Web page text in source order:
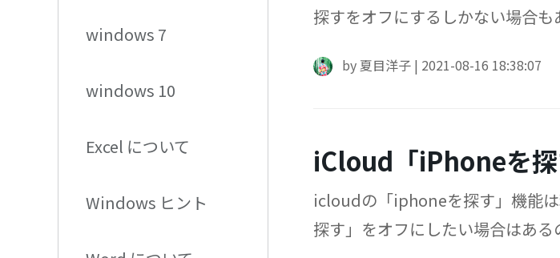
windows 7
windows 10
Excel について
Windows ヒント
探すをオフにするしかない場合
by 夏目洋子| 2021-08-16 18:38:07
iCloud「iPhoneを
icloudの「iphoneを探す」機能
探す」をオフにしたい場合はあ